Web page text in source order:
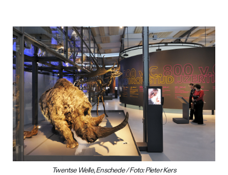
Twentse Welle, Enschede / Foto: Pieter Kers